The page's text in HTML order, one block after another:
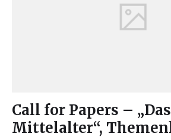
Call for Papers – „Das
Mittelalter“,